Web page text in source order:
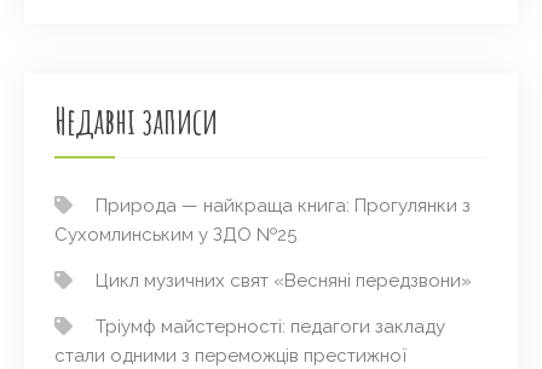
Недавні записи
Природа — найкраща книга: Прогулянки з
Сухомлинським у ЗДО №25
Цикл музичних свят «Весняні передзвони»
Тріумф майстерності: педагоги закладу
стали одними з переможців престижної